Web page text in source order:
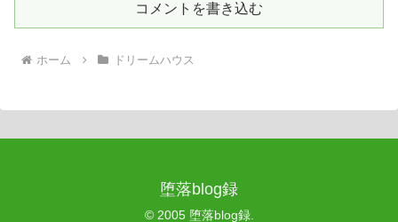
コメントを書き込む
ホーム ドリームハウス
堕落blog録
© 2005 堕落blog録.